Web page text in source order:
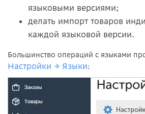
языковыми версиями;
делать импорт товаров
каждой языковой версии.
Большинство операций с языками
Настройки → Языки: